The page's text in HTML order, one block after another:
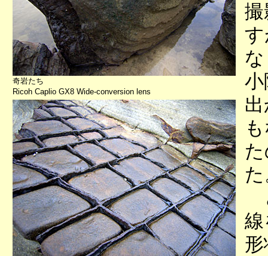
奇岩たち
Ricoh Caplio GX8 Wide-conversion lens